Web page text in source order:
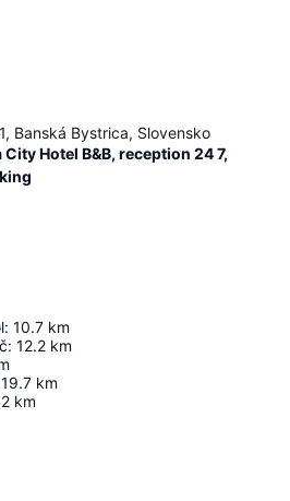
Banská Bystrica, Slovensko
Hotel B&B, reception 24 7,
: 10.7 km
: 12.2 km
19.7 km
km